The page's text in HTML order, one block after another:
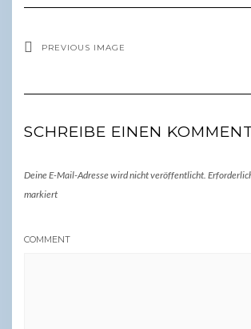
PREVIOUS IMAGE
SCHREIBE EINEN
Deine E-Mail-Adresse wird nicht veröffentlicht.
markiert
COMMENT